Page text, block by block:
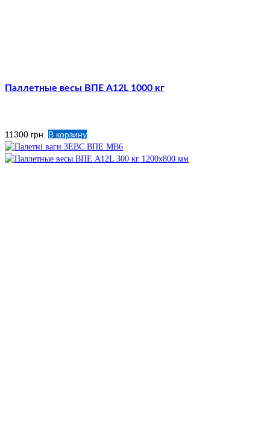
Паллетные весы ВПЕ А12L 1000 кг
11300 грн. В корзину